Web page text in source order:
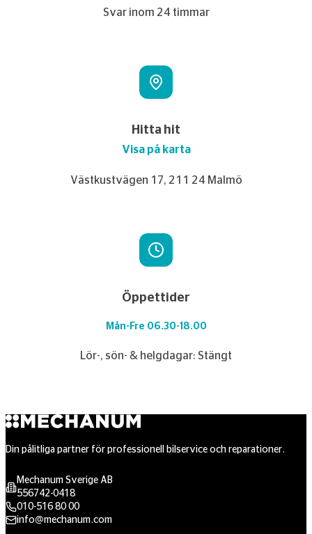
Svar inom 24 timmar
Hitta hit
Visa på karta
Västkustvägen 17, 211 24 Malmö
Öppettider
Mån-Fre 06.30-18.00
Lör-, sön- & helgdagar: Stängt
Din pålitliga partner för professionell bilservice och reparationer.
Mechanum Sverige AB
556742-0418
010-516 80 00
info@mechanum.com